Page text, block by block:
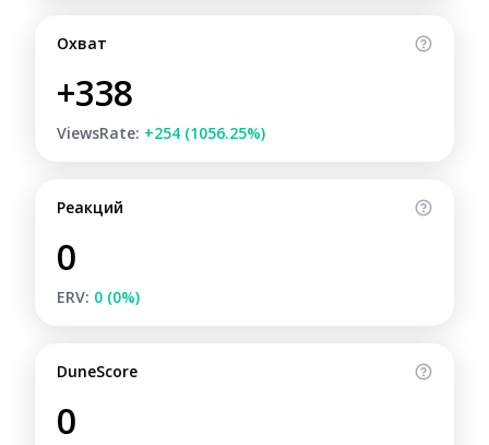
Охват
+338
ViewsRate: +254 (1056.25%)
Реакций
0
ERV: 0 (0%)
DuneScore
0